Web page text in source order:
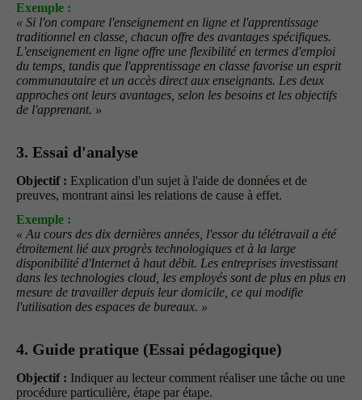
Exemple :
« Si l'on compare l'enseignement en ligne et l'apprentissage
traditionnel en classe, chacun offre des avantages spécifiques.
L'enseignement en ligne offre une flexibilité en termes d'emploi
du temps, tandis que l'apprentissage en classe favorise un esprit
communautaire et un accès direct aux enseignants. Les deux
approches ont leurs avantages, selon les besoins et les objectifs
de l'apprenant. »
3. Essai d'analyse
Objectif : Explication d'un sujet à l'aide de données et de
preuves, montrant ainsi les relations de cause à effet.
Exemple :
« Au cours des dix dernières années, l'essor du télétravail a été
étroitement lié aux progrès technologiques et à la large
disponibilité d'Internet à haut débit. Les entreprises investissant
dans les technologies cloud, les employés sont de plus en plus en
mesure de travailler depuis leur domicile, ce qui modifie
l'utilisation des espaces de bureaux. »
4. Guide pratique (Essai pédagogique)
Objectif : Indiquer au lecteur comment réaliser une tâche ou une
procédure particulière, étape par étape.